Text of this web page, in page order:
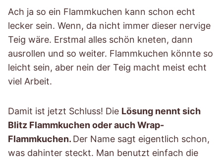
Ach ja so ein Flammkuchen kann schon echt
lecker sein. Wenn, da nicht immer dieser nervige
Teig wäre. Erstmal alles schön kneten, dann
ausrollen und so weiter. Flammkuchen könnte so
leicht sein, aber nein der Teig macht meist echt
viel Arbeit.
Damit ist jetzt Schluss! Die Lösung nennt sich
Blitz Flammkuchen oder auch Wrap-
Flammkuchen. Der Name sagt eigentlich schon,
was dahinter steckt. Man benutzt einfach die